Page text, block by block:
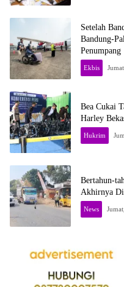
Setelah
Bandung-
Penumpang
Ekbis
Bea Cukai
Harley
Hukrim
Bertahun-
Akhirnya
News